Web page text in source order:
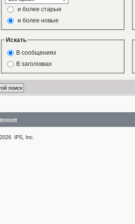
и более старые
и более новые
Искать
В сообщениях
В заголовках
IPS, Inc